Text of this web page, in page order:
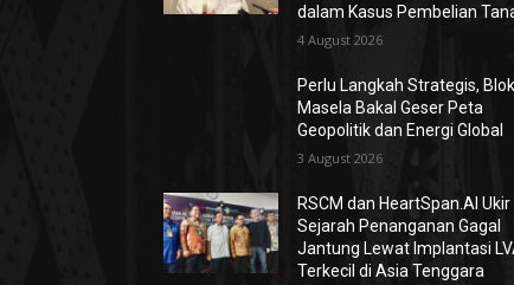
dalam Kasus Pembelian
4 August 2026
Perlu Langkah Strategis, ​Blok
Masela Bakal Geser Peta
Geopolitik dan Energi Global
3 August 2026
RSCM dan HeartSpan.AI Ukir
Sejarah Penanganan Gagal
Jantung Lewat Implantasi
Terkecil di Asia Tenggara